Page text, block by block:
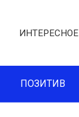
ИНТЕРЕСНОЕ
ПОЗИТИВ